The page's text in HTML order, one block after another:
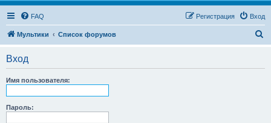
FAQ Вход
Регистрация
Мультики Список форумов
Вход
Имя пользователя:
Пароль: